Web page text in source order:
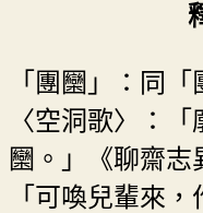
「團圞」：同
〈空洞歌〉：
圞。」《聊齋志
「可喚兒輩來